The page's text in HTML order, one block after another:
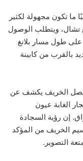
ما تكون مجهولة لكثير
تشال، ويتطلب الوصول
مسافة مشي لمدة 40 دقيقة على طول مسار بلانغ
بالقرب من كابينة
فصل الخريف يكشف عن
الغابة عيون
إن رؤية السجادة
الخريف من المؤكد
التصوير.